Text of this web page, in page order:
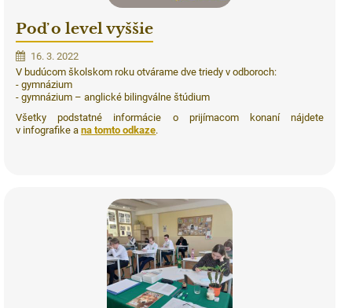
Poď o level vyššie
16. 3. 2022
V budúcom školskom roku otvárame dve triedy v odboroch:
- gymnázium
- gymnázium – anglické bilingválne štúdium
Všetky podstatné informácie o prijímacom konaní nájdete
v infografike ana tomto odkaze.